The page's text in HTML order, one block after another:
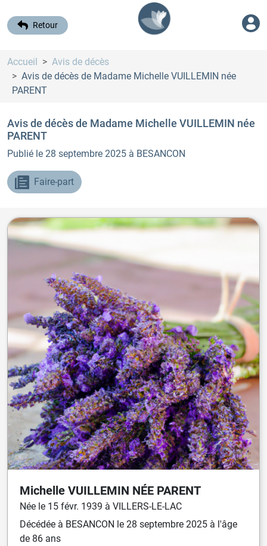
Retour
Accueil
Avis de décès
Avis de décès de Madame Michelle VUILLEMIN née
PARENT
Avis de décès de Madame Michelle VUILLEMIN née
PARENT
Publié le 28 septembre 2025 à BESANCON
Faire-part
Michelle VUILLEMIN NÉE PARENT
Née le 15 févr. 1939 à VILLERS-LE-LAC
Décédée à BESANCON le 28 septembre 2025 à l'âge
de 86 ans